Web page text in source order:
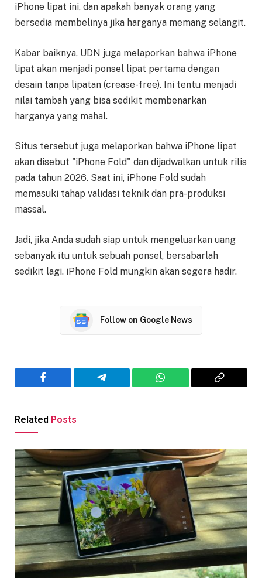
iPhone lipat ini, dan apakah banyak orang yang
bersedia membelinya jika harganya memang selangit.
Kabar baiknya, UDN juga melaporkan bahwa iPhone
lipat akan menjadi ponsel lipat pertama dengan
desain tanpa lipatan (crease-free). Ini tentu menjadi
nilai tambah yang bisa sedikit membenarkan
harganya yang mahal.
Situs tersebut juga melaporkan bahwa iPhone lipat
akan disebut "iPhone Fold" dan dijadwalkan untuk rilis
pada tahun 2026. Saat ini, iPhone Fold sudah
memasuki tahap validasi teknik dan pra-produksi
massal.
Jadi, jika Anda sudah siap untuk mengeluarkan uang
sebanyak itu untuk sebuah ponsel, bersabarlah
sedikit lagi. iPhone Fold mungkin akan segera hadir.
Follow on Google News
Facebook Telegram WhatsApp
Copy
Related Posts